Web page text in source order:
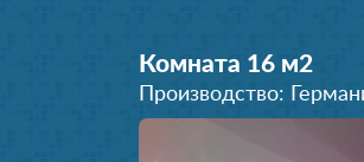
Комната 16 м2
Производство: